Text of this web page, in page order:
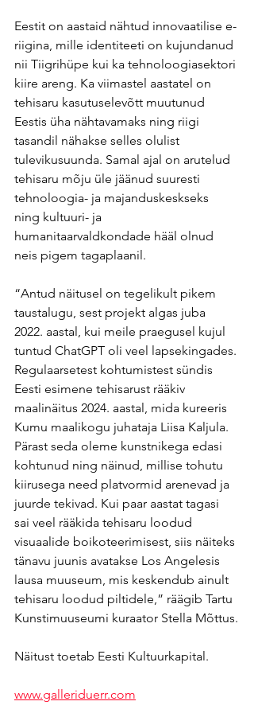
Eestit on aastaid nähtud innovaatilise e-
riigina, mille identiteeti on kujundanud
nii Tiigrihüpe kui ka tehnoloogiasektori
kiire areng. Ka viimastel aastatel on
tehisaru kasutuselevõtt muutunud
Eestis üha nähtavamaks ning riigi
tasandil nähakse selles olulist
tulevikusuunda. Samal ajal on arutelud
tehisaru mõju üle jäänud suuresti
tehnoloogia- ja majanduskeskseks
ning kultuuri- ja
humanitaarvaldkondade hääl olnud
neis pigem tagaplaanil.
“Antud näitusel on tegelikult pikem
taustalugu, sest projekt algas juba
2022. aastal, kui meile praegusel kujul
tuntud ChatGPT oli veel lapsekingades.
Regulaarsetest kohtumistest sündis
Eesti esimene tehisarust rääkiv
maalinäitus 2024. aastal, mida kureeris
Kumu maalikogu juhataja Liisa Kaljula.
Pärast seda oleme kunstnikega edasi
kohtunud ning näinud, millise tohutu
kiirusega need platvormid arenevad ja
juurde tekivad. Kui paar aastat tagasi
sai veel rääkida tehisaru loodud
visuaalide boikoteerimisest, siis näiteks
tänavu juunis avatakse Los Angelesis
lausa muuseum, mis keskendub ainult
tehisaru loodud piltidele,” räägib Tartu
Kunstimuuseumi kuraator Stella Mõttus.
Näitust toetab Eesti Kultuurkapital.
www.galleriduerr.com